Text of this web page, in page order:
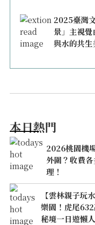
2025臺灣
景」主視
與水的共生
本日熱門
2026桃園機
外圍？收費
理！
【雲林親子玩
樂園！虎尾
秘境一日遊懶